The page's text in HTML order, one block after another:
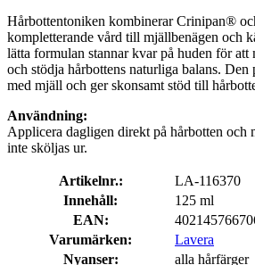
Hårbottentoniken kombinerar Crinipan®
kompletterande vård till mjällbenägen och
lätta formulan stannar kvar på huden för att
och stödja hårbottens naturliga balans. Den
med mjäll och ger skonsamt stöd till
Användning:
Applicera dagligen direkt på hårbotten och
inte sköljas ur.
Artikelnr.:
LA-116370
Innehåll:
125 ml
EAN:
Varumärken:
Lavera
Nyanser:
alla hårfärger